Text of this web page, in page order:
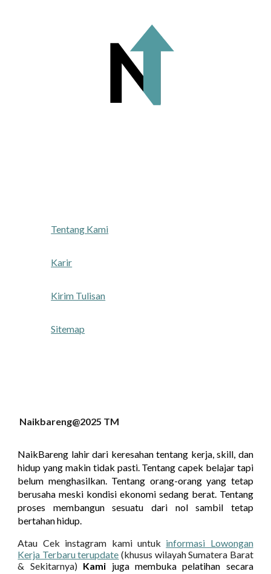
Tentang Kami
Karir
Kirim Tulisan
Sitemap
Naikbareng@2025 TM
NaikBareng lahir dari keresahan tentang kerja, skill, dan
hidup yang makin tidak pasti. Tentang capek belajar tapi
belum menghasilkan. Tentang orang-orang yang tetap
berusaha meski kondisi ekonomi sedang berat. Tentang
proses membangun sesuatu dari nol sambil tetap
bertahan hidup.
Atau Cek instagram kami untuk informasi Lowongan
Kerja Terbaru terupdate (khusus wilayah Sumatera Barat
& Sekitarnya) Kami juga membuka pelatihan secara